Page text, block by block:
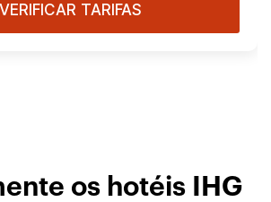
VERIFICAR TARIFAS
os hotéis IHG